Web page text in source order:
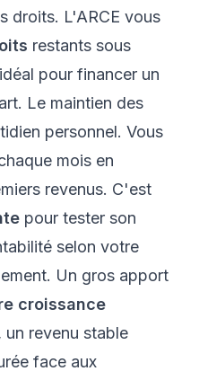
droits. L'ARCE vous
restants sous
pour financer un
Le maintien des
personnel. Vous
mois en
revenus. C'est
pour tester son
selon votre
Un gros apport
croissance
un revenu stable
face aux